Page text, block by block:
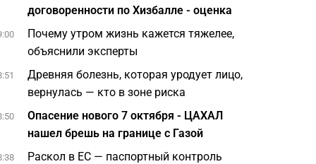
договоренности по Хизбалле - оценка
Почему утром жизнь кажется тяжелее,
объяснили эксперты
Древняя болезнь, которая уродует лицо,
вернулась — кто в зоне риска
Опасение нового 7 октября - ЦАХАЛ
нашел брешь на границе с Газой
Раскол в ЕС — паспортный контроль